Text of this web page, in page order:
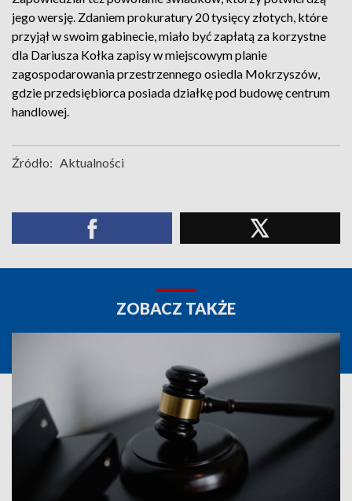
jego wersję. Zdaniem prokuratury 20 tysięcy złotych, które
przyjął w swoim gabinecie, miało być zapłatą za korzystne
dla Dariusza Kołka zapisy w miejscowym planie
zagospodarowania przestrzennego osiedla Mokrzyszów,
gdzie przedsiębiorca posiada działkę pod budowę centrum
handlowej.
Źródło: Aktualności
ZOBACZ TAKŻE